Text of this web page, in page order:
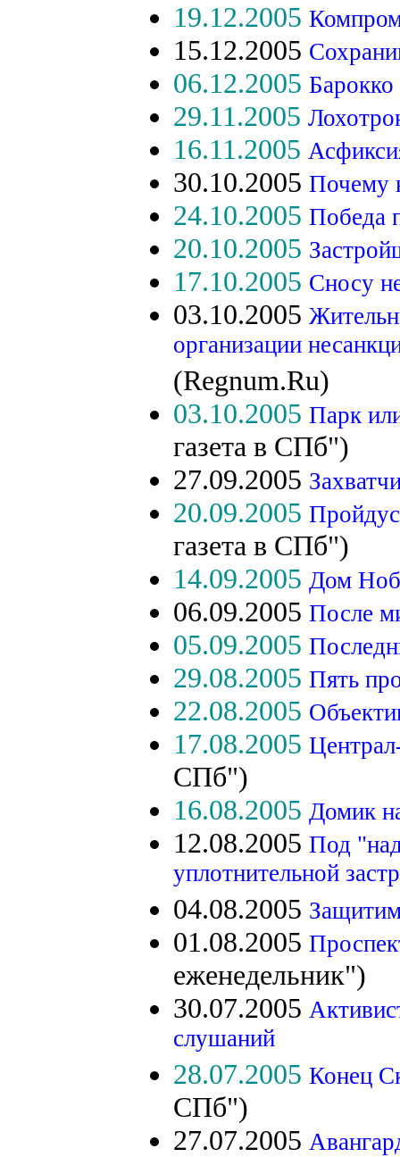
19.12.2005
15.12.2005
06.12.2005 Барокко
29.11.2005
16.11.2005
30.10.2005 Почему
24.10.2005 Победа
20.10.2005
17.10.2005 Сносу
03.10.2005
организации
(Regnum.Ru)
03.10.2005 Парк
газета в СПб")
27.09.2005
20.09.2005
газета в СПб")
14.09.2005 Дом
06.09.2005 После
05.09.2005
29.08.2005 Пять
22.08.2005
17.08.2005
СПб")
16.08.2005 Домик
12.08.2005 Под
уплотнительной
04.08.2005
01.08.2005
еженедельник")
30.07.2005
слушаний
28.07.2005 Конец
СПб")
27.07.2005